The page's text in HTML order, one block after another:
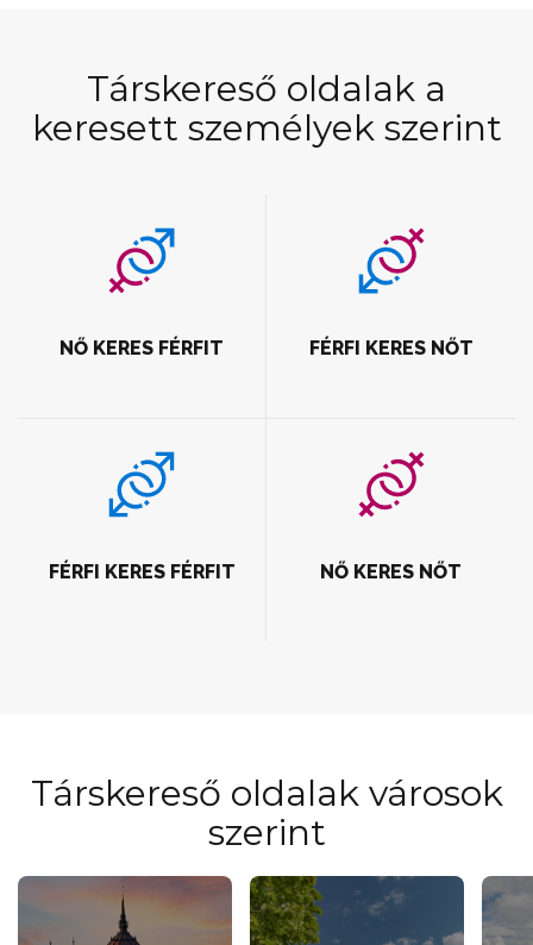
Társkereső oldalak a
keresett személyek szerint
NŐ KERES FÉRFIT FÉRFI KERES NŐT
FÉRFI KERES FÉRFIT NŐ KERES NŐT
Társkereső oldalak városok
szerint